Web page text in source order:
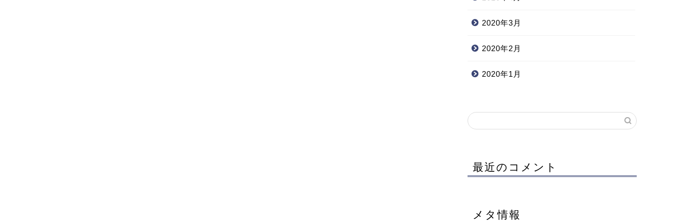
2020年3月
2020年2月
2020年1月
最近のコメント
メタ情報